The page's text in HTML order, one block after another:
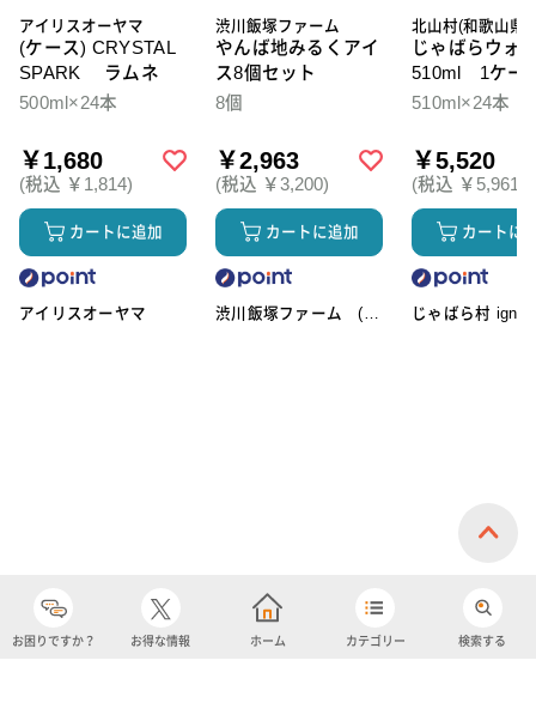
アイリスオーヤマ
(ケース) CRYSTAL
SPARK ラムネ
500ml×24本
￥1,680
(税込 ￥1,814)
カートに追加
アイリスオーヤマ
渋川飯塚ファーム
やんば地みるくアイ
ス8個セット
8個
￥2,963
(税込 ￥3,200)
カートに追加
渋川飯塚ファーム (ア
北山村(和歌山県)
じゃばらウォ
510ml 1ケー
本入
510ml×24本
￥5,520
(税込 ￥5,961)
カートに
じゃばら村
お困りですか？ お得な情報 ホーム カテゴリー 検索する